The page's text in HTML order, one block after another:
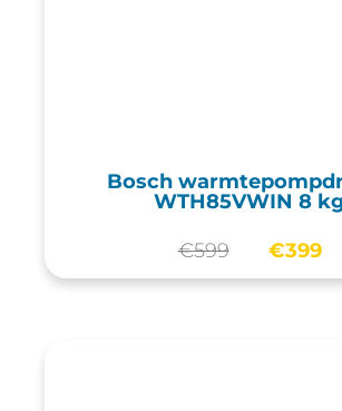
Bosch
WTH85VWIN 8
€599 €399